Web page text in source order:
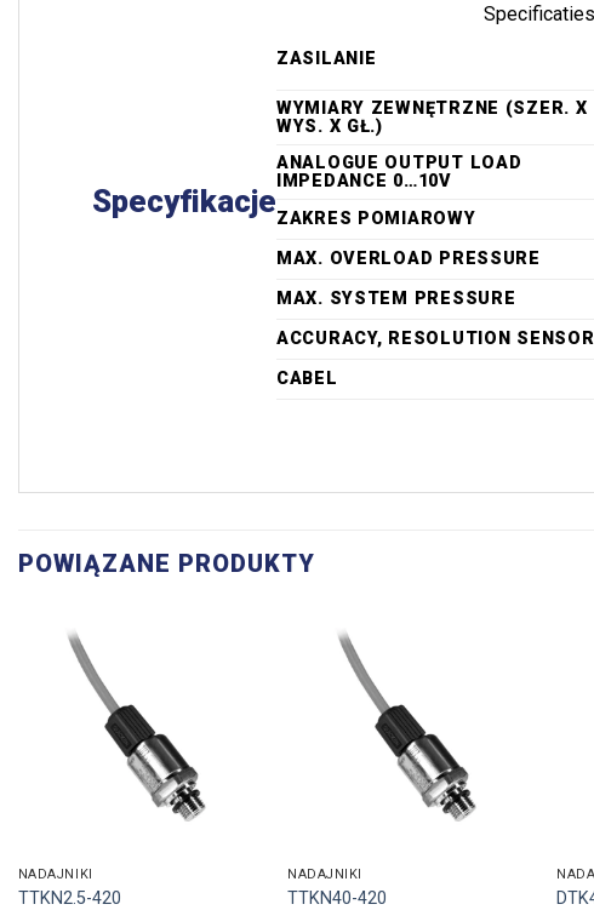
Specyfikacje
ZASILANIE
WYMIARY ZEWNĘTRZNE (SZER. X
WYS. X GŁ.)
ANALOGUE OUTPUT LOAD
IMPEDANCE 0…10V
ZAKRES POMIAROWY
MAX. OVERLOAD PRESSURE
MAX. SYSTEM PRESSURE
ACCURACY, RESOLUTION SENSOR
CABEL
POWIĄZANE PRODUKTY
NADAJNIKI
TTKN2.5-420
NADAJNIKI
TTKN40-420